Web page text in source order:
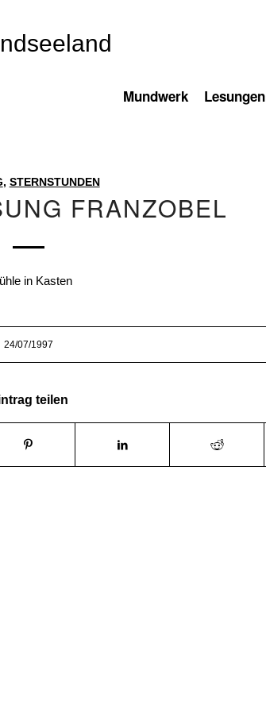
Mundwerk Lesungen
, STERNSTUNDEN
FRANZOBEL
in Kasten
24/07/1997
teilen